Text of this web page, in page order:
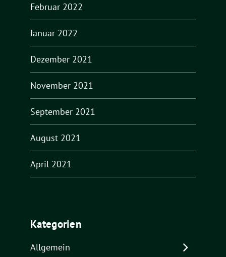
Februar 2022
Januar 2022
Dezember 2021
November 2021
September 2021
August 2021
April 2021
Kategorien
Allgemein